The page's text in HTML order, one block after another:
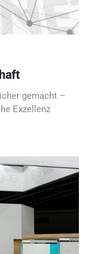
gemacht –
Exzellenz